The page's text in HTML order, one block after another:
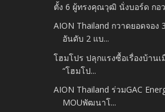
ตั้ง 6 ผู้ทรงคุณวุฒิ นั่งบอร์ด กอ
AION Thailand กวาดยอดจอง
อันดับ 2 แบ...
โฮมโปร ปลุกแรงซื้อเรื่องบ้านเ
“โฮมโป...
AION Thailand ร่วมGAC
MOUพัฒนาโ...